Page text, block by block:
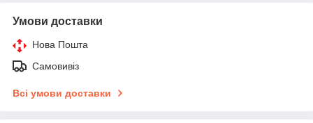
Умови доставки
Нова Пошта
Самовивіз
Всі умови доставки